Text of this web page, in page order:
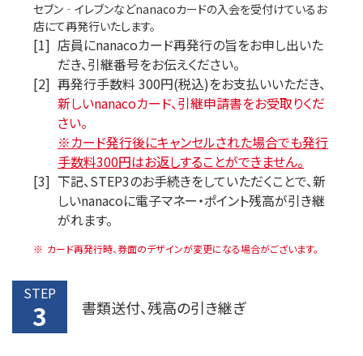
セブン‐イレブンなどnanacoカードの入会を受付けているお
店にて再発行いたします。
[1] 店員にnanacoカード再発行の旨をお申し出いた
だき、引継番号をお伝えください。
[2] 再発行手数料 300円(税込)をお支払いいただき、
新しいnanacoカード、引継申請書をお受取りくだ
さい。
※カード発行後にキャンセルされた場合でも発行
手数料300円はお返しすることができません。
[3] 下記、STEP3のお手続きをしていただくことで、新
しいnanacoに電子マネー・ポイント残高が引き継
がれます。
カード再発行時、券面のデザインが変更になる場合がございます。
STEP
3 書類送付、残高の引き継ぎ